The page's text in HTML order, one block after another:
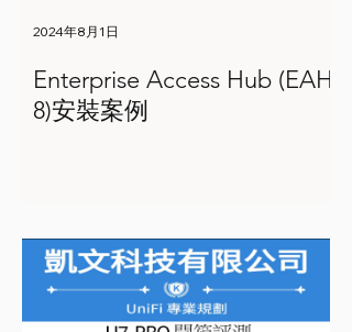
Enterprise Access Hub (EAH-
8)安裝案例
2024年8月1日